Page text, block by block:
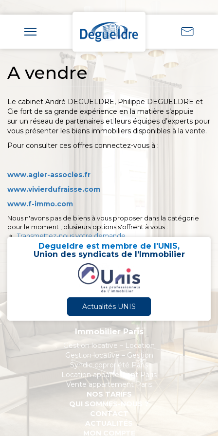
A vendre
Le cabinet André DEGUELDRE, Philippe DEGUELDRE et
Cie fort de sa grande expérience en la matière s’appuie
sur un réseau de partenaires et leurs équipes d’experts pour
vous présenter les biens immobiliers disponibles à la vente.
Pour consulter ces offres connectez-vous à :
www.agier-associes.fr
www.vivierdufraisse.com
www.f-immo.com
Nous n'avons pas de biens à vous proposer dans la catégorie
pour le moment , plusieurs options s'offrent à vous :
Transmettez-nous votre demande
Degueldre est membre de l'UNIS,
Union des syndicats de l'Immobilier
Actualités UNIS
Immobilier Paris
Gestion locative – Location
Gestion locative – Gestion
Syndic coproriété Paris
Location appartement Paris
Vente appartement Paris
NOS TARIFS
QUI SOMMES-NOUS ?
CONTACT
ACTUALITÉS
MON COMPTE